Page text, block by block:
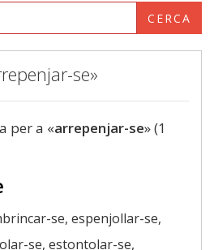
CERCA
se»
per a «arrepenjar-se» (1
se, espenjollar-se,
se, estontolar-se,